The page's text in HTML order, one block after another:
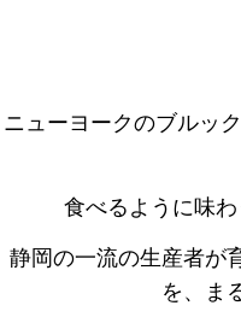
ニューヨークのブルッ
食べるように味わ
静岡の一流の生産者が
を、ま